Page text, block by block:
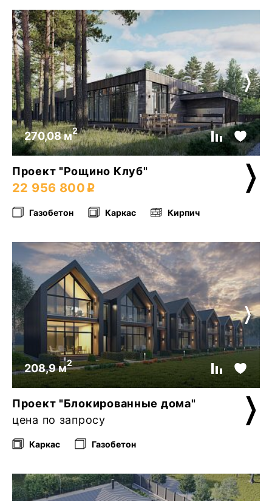
270,08 м2
Проект "Рощино Клуб"
22 956 800
Газобетон Каркас Кирпич
208,9 м2
Проект "Блокированные дома"
цена по запросу
Каркас Газобетон